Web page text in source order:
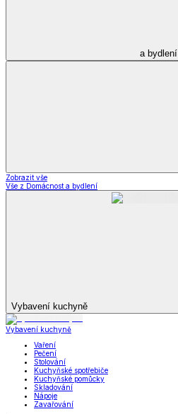
a bydlení
Zobrazit vše
Vše z Domácnost a bydlení
Vybavení kuchyně
Vybavení kuchyně
Vaření
Pečení
Stolování
Kuchyňské spotřebiče
Kuchyňské pomůcky
Skladování
Nápoje
Zavařování